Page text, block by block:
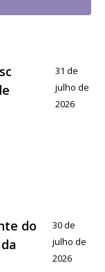
31 de
julho de
2026
do
30 de
julho de
2026